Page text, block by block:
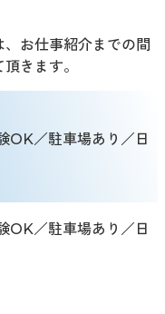
お仕事紹介までの間
きます。
OK／駐車場あり／日
OK／駐車場あり／日